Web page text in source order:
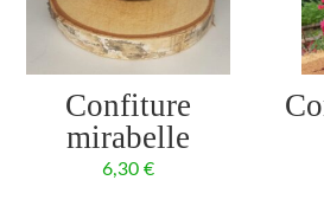
Confiture
mirabelle
6,30 €